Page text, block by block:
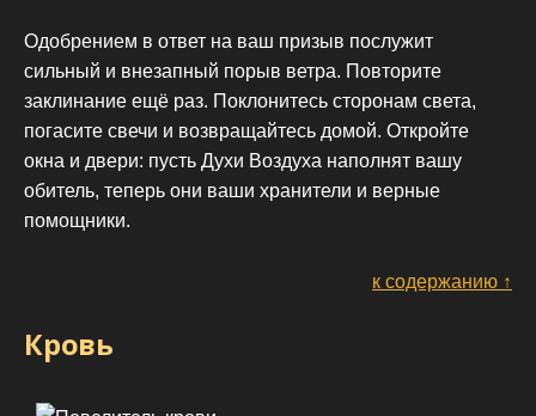
Одобрением в ответ на ваш призыв послужит
сильный и внезапный порыв ветра. Повторите
заклинание ещё раз. Поклонитесь сторонам света,
погасите свечи и возвращайтесь домой. Откройте
окна и двери: пусть Духи Воздуха наполнят вашу
обитель, теперь они ваши хранители и верные
помощники.
к содержанию ↑
Кровь